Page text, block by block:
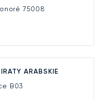
75008
ARABSKIE
B03